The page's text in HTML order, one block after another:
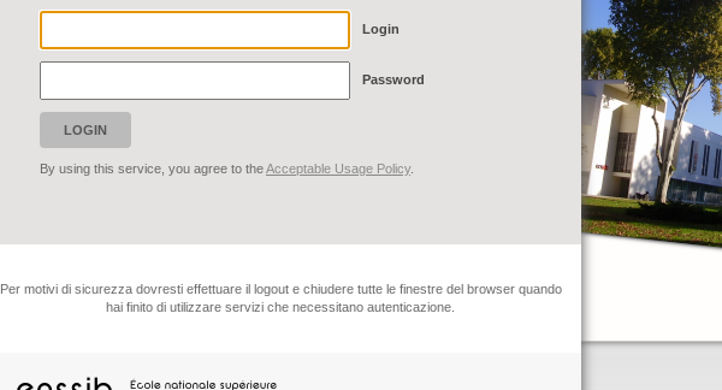
Login
Password
By using this service, you agree to theAcceptable Usage Policy.
Per motivi di sicurezza dovresti effettuare il logout e chiudere tutte le finestre del browser quando
hai finito di utilizzare servizi che necessitano autenticazione.